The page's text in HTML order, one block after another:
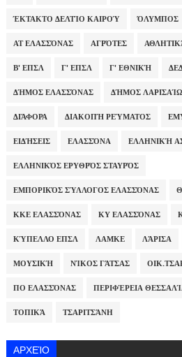
ΈΚΤΑΚΤΟ ΔΕΛΤΊΟ ΚΑΙΡΟΎ ΌΛΥΜΠΟΣ
ΑΤ ΕΛΑΣΣΌΝΑΣ ΑΓΡΌΤΕΣ
Β' ΕΠΣΛ Γ' ΕΠΣΛ Γ' ΕΘΝΙΚΉ
ΔΉΜΟΣ ΕΛΑΣΣΌΝΑΣ ΔΉΜΟΣ
ΔΙΆΦΟΡΑ ΔΙΑΚΟΠΉ ΡΕΎΜΑΤΟΣ
ΕΙΔΉΣΕΙΣ ΕΛΑΣΣΌΝΑ ΕΛΛΗΝΙΚΉ
ΕΛΛΗΝΙΚΌΣ ΕΡΥΘΡΌΣ ΣΤΑΥΡΌΣ
ΕΜΠΟΡΙΚΌΣ ΣΎΛΛΟΓΟΣ ΕΛΑΣΣΌΝΑΣ
ΚΚΕ ΕΛΑΣΣΌΝΑΣ ΚΥ ΕΛΑΣΣΌΝΑΣ
ΚΎΠΕΛΛΟ ΕΠΣΛ ΛΑΜΚΕ ΛΆΡΙΣΑ
ΜΟΥΣΙΚΉ ΝΊΚΟΣ ΓΆΤΣΑΣ
ΠΟ ΕΛΑΣΣΌΝΑΣ ΠΕΡΙΦΈΡΕΙΑ
ΤΟΠΙΚΆ ΤΣΑΡΙΤΣΆΝΗ
ΑΡΧΕΊΟ